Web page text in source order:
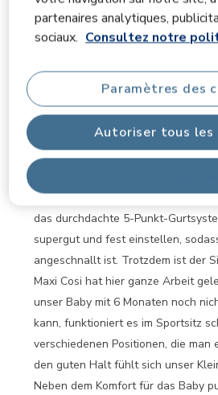
partenaires analytiques,
sociaux. Consultez notre
Autoriser tous les
Paramètres des
sogar auf dem Bauch liegen und
schauen. Das findet es super
warmen Tagen Gold wert ist. Ein
Babywanne ist der großzügige
Verdeck spendet – so ist unser
geschützt. Der Griff mit Lederoptik
wertig an. Aber auch der Sportsitz
und wirkt richtig luxuriös.
das durchdachte 5-Punkt-
supergut und fest einstellen,
angeschnallt ist. Trotzdem ist der
Maxi Cosi hat hier ganze Arbeit
unser Baby mit 6 Monaten noch
kann, funktioniert es im Sportsitz
verschiedenen Positionen, die man
den guten Halt fühlt sich unser
Neben dem Komfort für das Baby